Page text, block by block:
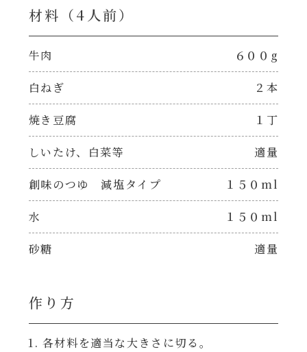
グラタン/ドリア
含む）
パウチのまんまシリーズ
シャンタン鍋
BBQ/キャンプ
そうめんつゆ
すき焼のたれ
焼肉のたれ 二代目
やみつききゃべつの塩たれ
ハコネーゼ 完熟トマト
ハコネーゼ 海老クリーム
材料（4⼈前）
牛肉 ６００g
白ねぎ ２本
焼き豆腐 １丁
しいたけ、白菜等 適量
創味のつゆ 減塩タイプ １５０ml
水 １５０ml
砂糖 適量
作り方
各材料を適当な大きさに切る。